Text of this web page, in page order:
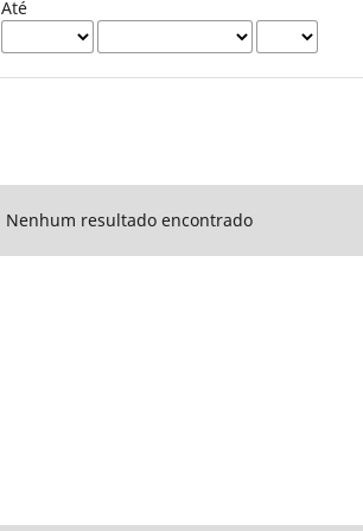
Até
Nenhum resultado encontrado